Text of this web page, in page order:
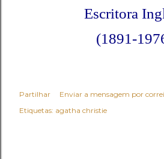
Escritora
(1891-
Partilhar
Enviar a mensagem por
Etiquetas: agatha christie